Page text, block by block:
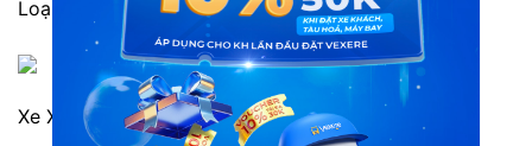
Loại xe: giường nằm 42 chỗ.
Xe Xuân Tùng đi Quảng Nam